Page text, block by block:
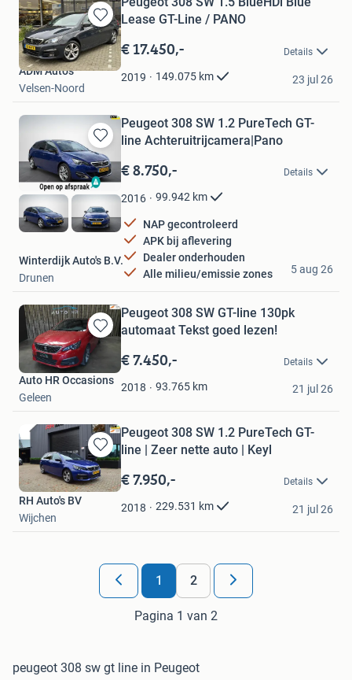
Bewaren
Mijn
Favorieten
Lease GT-Line / PANO
€ 17.450,- Details
2019 149.075 km
ADM Auto's
Velsen-Noord
23 jul 26
Bewaren
in
Mijn
Favorieten
Peugeot 308 SW 1.2 PureTech GT-
line Achteruitrijcamera|Pano
€ 8.750,- Details
2016 99.942 km
NAP gecontroleerd
APK bij aflevering
Dealer onderhouden
Alle milieu/emissie zones
Winterdijk Auto's B.V.
Drunen
5 aug 26
Bewaren
in
Mijn
Favorieten
Peugeot 308 SW GT-line 130pk
automaat Tekst goed lezen!
€ 7.450,- Details
2018 93.765 km
Auto HR Occasions
Geleen
21 jul 26
Bewaren
in
Mijn
Favorieten
Peugeot 308 SW 1.2 PureTech GT-
line | Zeer nette auto | Keyl
€ 7.950,- Details
2018 229.531 km
RH Auto's BV
Wijchen
21 jul 26
1 2
Pagina 1 van 2
peugeot 308 sw gt line in Peugeot